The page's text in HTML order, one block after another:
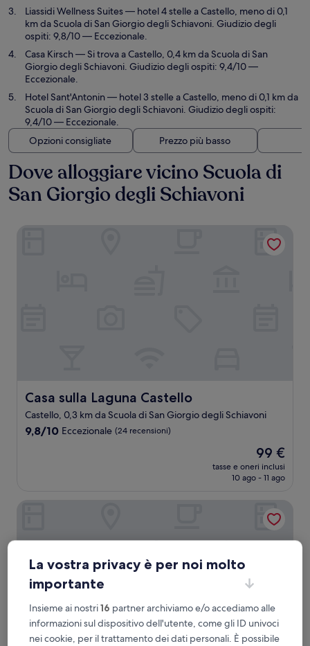
Liassidi Wellness Suites— hotel 4 stelle a Castello, meno di 0,1
km da Scuola di San Giorgio degli Schiavoni. Giudizio degli
ospiti: 9,8/10 — Eccezionale.
Casa Kirsch— Si trova a Castello, 0,4 km da Scuola di San
Giorgio degli Schiavoni. Giudizio degli ospiti: 9,4/10 —
Eccezionale.
Hotel Sant'Antonin— hotel 3 stelle a Castello, meno di 0,1 km da
Scuola di San Giorgio degli Schiavoni. Giudizio degli ospiti:
9,4/10 — Eccezionale.
Opzioni consigliate
Prezzo più basso
Dove alloggiare vicino Scuola di
San Giorgio degli Schiavoni
Casa sulla Laguna Castello
Casa sulla Laguna Castello
Castello, 0,3 km da Scuola di San Giorgio degli Schiavoni
9.8
9,8/10 Eccezionale (24 recensioni)
Il
prezzo
attuale
99 €
99 €
tasse e oneri inclusi
10 ago - 11 ago
La vostra privacy è per noi molto
importante
Insieme ai nostri16 partner archiviamo e/o accediamo alle
informazioni sul dispositivo dell'utente, come gli ID univoci
nei cookie, per il trattamento dei dati personali. È possibile